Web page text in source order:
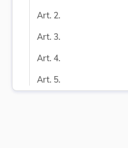
Art. 2.
Art. 3.
Art. 4.
Art. 5.